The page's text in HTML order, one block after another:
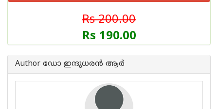
Rs 200.00
Rs 190.00
Author ഡോ ഇന്ദുധരൻ ആർ